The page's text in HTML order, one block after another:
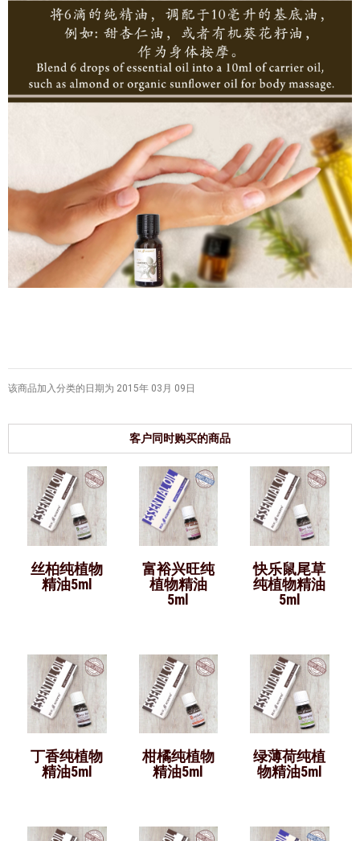
该商品加入分类的日期为 2015年 03月 09日
客户同时购买的商品
丝柏纯植物
精油5ml
富裕兴旺纯
植物精油
5ml
快乐鼠尾草
纯植物精油
5ml
丁香纯植物
精油5ml
柑橘纯植物
精油5ml
绿薄荷纯植
物精油5ml